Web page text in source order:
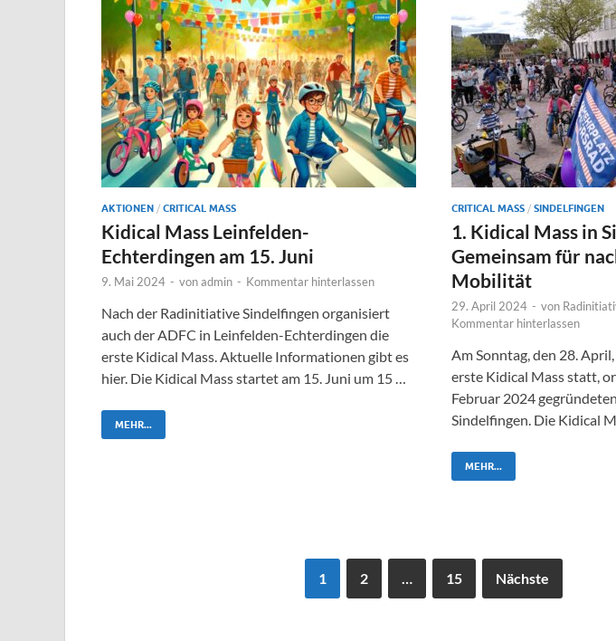
AKTIONEN / CRITICAL MASS
Kidical Mass Leinfelden-
Echterdingen am 15. Juni
9. Mai 2024 - vonadmin - Kommentar hinterlassen
Nach der Radinitiative Sindelfingen organisiert
auch der ADFC in Leinfelden-Echterdingen die
erste Kidical Mass. Aktuelle Informationen gibt es
hier. Die Kidical Mass startet am 15. Juni um 15 …
MEHR...
CRITICAL MASS / SINDELFINGEN
1. Kidical Mass in
Gemeinsam für
Mobilität
29. April 2024 - von
Kommentar hinterlassen
Am Sonntag, den 28.
erste Kidical Mass statt,
Februar 2024
Sindelfingen. Die Kidical
MEHR...
1 2 … 15 Nächste